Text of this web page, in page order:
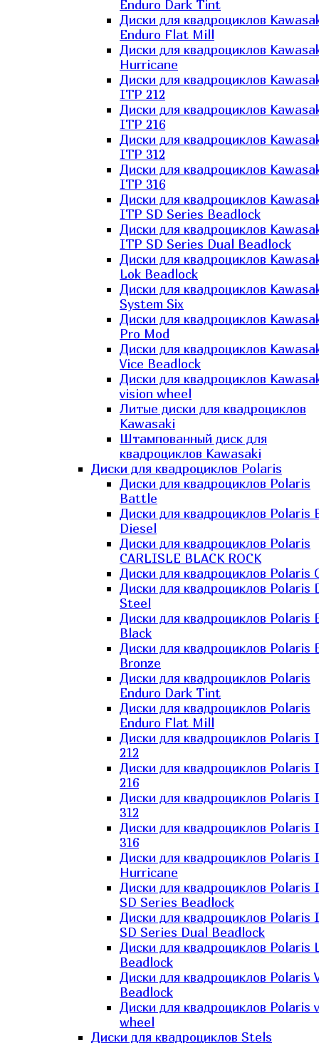
Enduro Dark Tint
Диски для квадроциклов
Enduro Flat Mill
Диски для квадроциклов
Hurricane
Диски для квадроциклов
ITP 212
Диски для квадроциклов
ITP 216
Диски для квадроциклов
ITP 312
Диски для квадроциклов
ITP 316
Диски для квадроциклов
ITP SD Series Beadlock
Диски для квадроциклов
ITP SD Series Dual Beadlock
Диски для квадроциклов
Lok Beadlock
Диски для квадроциклов
System Six
Диски для квадроциклов
Pro Mod
Диски для квадроциклов
Vice Beadlock
Диски для квадроциклов
vision wheel
Литые диски для квадроциклов
Kawasaki​
Штампованный диск для
квадроциклов Kawasaki​
Диски для квадроциклов Polaris
Диски для квадроциклов Polaris
Battle
Диски для квадроциклов Polaris
Diesel
Диски для квадроциклов Polaris
CARLISLE BLACK ROCK
Диски для квадроциклов Polaris
Диски для квадроциклов Polaris
Steel
Диски для квадроциклов Polaris
Black
Диски для квадроциклов Polaris
Bronze
Диски для квадроциклов Polaris
Enduro Dark Tint
Диски для квадроциклов Polaris
Enduro Flat Mill
Диски для квадроциклов Polaris
212
Диски для квадроциклов Polaris
216
Диски для квадроциклов Polaris
312
Диски для квадроциклов Polaris
316
Диски для квадроциклов Polaris
Hurricane
Диски для квадроциклов Polaris
SD Series Beadlock
Диски для квадроциклов Polaris
SD Series Dual Beadlock
Диски для квадроциклов Polaris
Beadlock
Диски для квадроциклов Polaris
Beadlock
Диски для квадроциклов Polaris
wheel
Диски для квадроциклов Stels